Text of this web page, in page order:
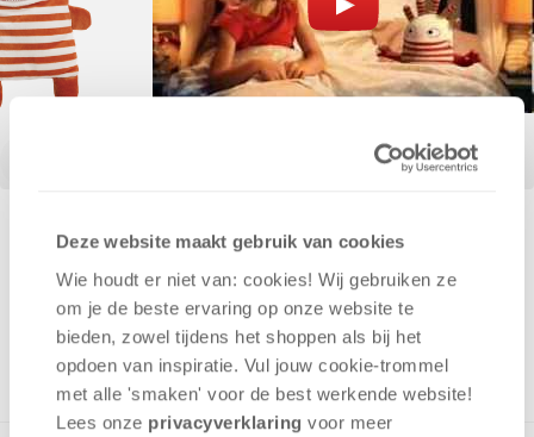
Deze website maakt gebruik van cookies
Wie houdt er niet van: cookies! Wij gebruiken ze
om je de beste ervaring op onze website te
bieden, zowel tijdens het shoppen als bij het
opdoen van inspiratie. Vul jouw cookie-trommel
met alle 'smaken' voor de best werkende website​!
Lees onze privacyverklaring voor meer
29,99
Uit het assortiment
ONTVANG 290 OVERWINNINGSPUNTEN
UIT HET ASSORTIMENT